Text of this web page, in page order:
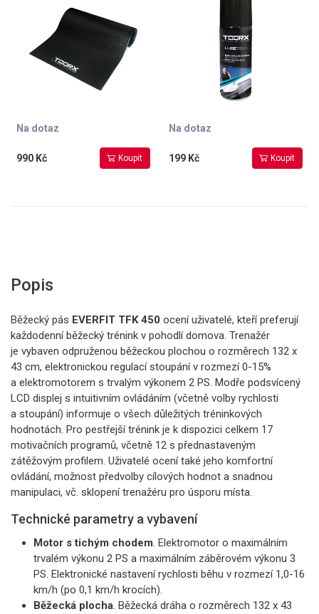
Na dotaz
990 Kč Koupit
Na dotaz
199 Kč Koupit
Popis
Běžecký pás EVERFIT TFK 450 ocení uživatelé, kteří preferují
každodenní běžecký trénink v pohodlí domova. Trenažér
je vybaven odpruženou běžeckou plochou o rozměrech 132 x
43 cm, elektronickou regulací stoupání v rozmezí 0-15%
a elektromotorem s trvalým výkonem 2 PS. Modře podsvícený
LCD displej s intuitivním ovládáním (včetně volby rychlosti
a stoupání) informuje o všech důležitých tréninkových
hodnotách. Pro pestřejší trénink je k dispozici celkem 17
motivačních programů, včetně 12 s přednastaveným
zátěžovým profilem. Uživatelé ocení také jeho komfortní
ovládání, možnost předvolby cílových hodnot a snadnou
manipulaci, vč. sklopení trenažéru pro úsporu místa.
Technické parametry a vybavení
Motor s tichým chodem. Elektromotor o maximálním
trvalém výkonu 2 PS a maximálním záběrovém výkonu 3
PS. Elektronické nastavení rychlosti běhu v rozmezí 1,0-16
km/h (po 0,1 km/h krocích).
Běžecká plocha. Běžecká dráha o rozměrech 132 x 43